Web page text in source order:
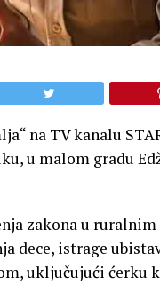
na TV kanalu
u malom gradu
zakona u
dece, istrage
uključujući ćerku